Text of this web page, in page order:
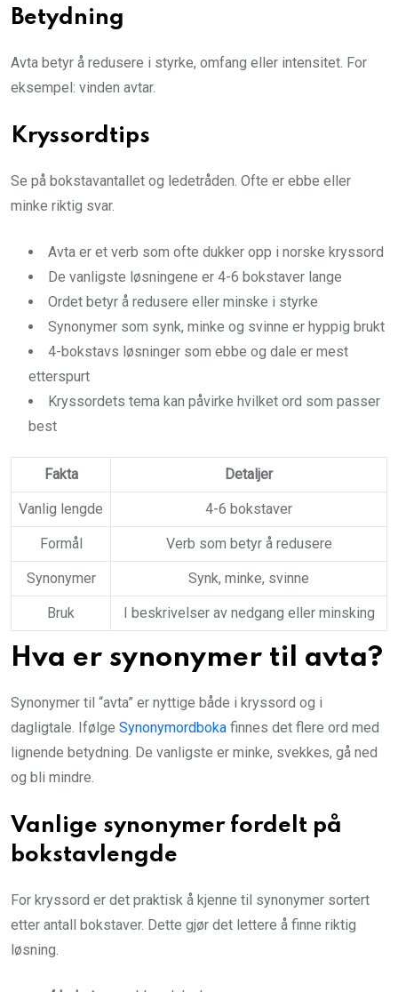
Betydning
Avta betyr å redusere i styrke, omfang eller intensitet. For
eksempel: vinden avtar.
Kryssordtips
Se på bokstavantallet og ledetråden. Ofte er ebbe eller
minke riktig svar.
Avta er et verb som ofte dukker opp i norske kryssord
De vanligste løsningene er 4-6 bokstaver lange
Ordet betyr å redusere eller minske i styrke
Synonymer som synk, minke og svinne er hyppig brukt
4-bokstavs løsninger som ebbe og dale er mest
etterspurt
Kryssordets tema kan påvirke hvilket ord som passer
best
Fakta Detaljer
Vanlig lengde 4-6 bokstaver
Formål Verb som betyr å redusere
Synonymer Synk, minke, svinne
Bruk I beskrivelser av nedgang eller minsking
Hva er synonymer til avta?
Synonymer til “avta” er nyttige både i kryssord og i
dagligtale. Ifølge Synonymordboka finnes det flere ord med
lignende betydning. De vanligste er minke, svekkes, gå ned
og bli mindre.
Vanlige synonymer fordelt på
bokstavlengde
For kryssord er det praktisk å kjenne til synonymer sortert
etter antall bokstaver. Dette gjør det lettere å finne riktig
løsning.